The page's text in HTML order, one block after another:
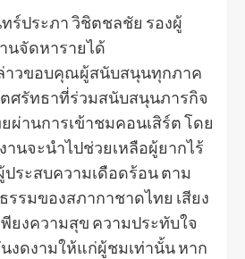
ร์ประภา วิชิตชลชัย รองผู้
นจัดหารายได้
าวขอบคุณผู้สนับสนุนทุกภาค
ศรัทธาที่ร่วมสนับสนุนภารกิจ
ผ่านการเข้าชมคอนเสิร์ต โดย
านจะนำไปช่วยเหลือผู้ยากไร้
ระสบความเดือดร้อน ตาม
รมของสภากาชาดไทย เสียง
ยงความสุข ความประทับใจ
งดงามให้แก่ผู้ชมเท่านั้น หาก